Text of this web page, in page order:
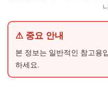
⚠ 중요 안내
본 정보는 일반적인 참고용
하세요.